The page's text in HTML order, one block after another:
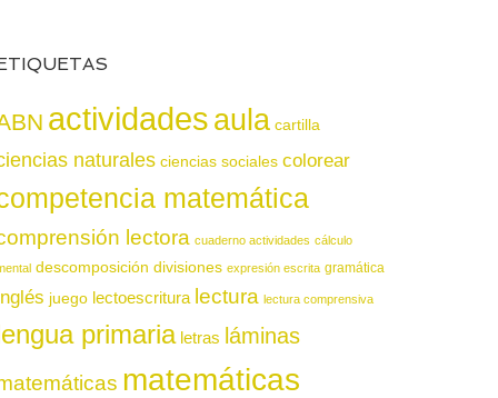
actividadesaula cartilla
naturales ciencias sociales colorear
matemática
lectora cuaderno actividades cálculo
descomposición divisiones expresión escrita gramática
juego lectoescritura lectura lectura comprensiva
primaria letras láminas
matemáticas